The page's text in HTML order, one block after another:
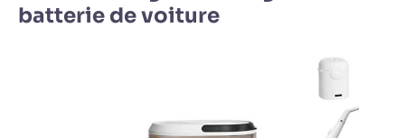
batterie de voiture